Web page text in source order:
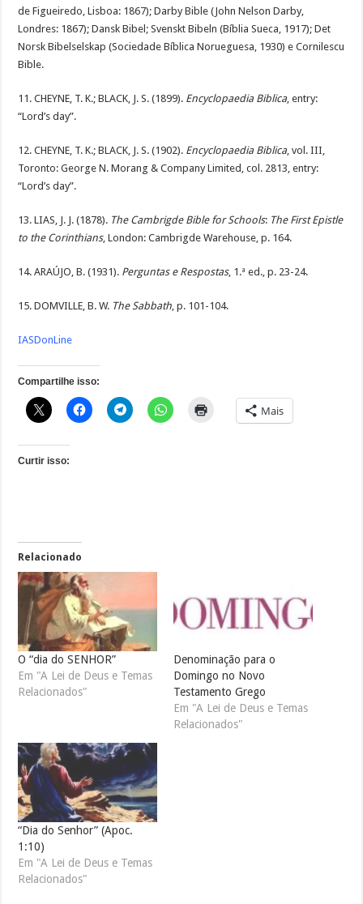
de Figueiredo, Lisboa: 1867); Darby Bible (John Nelson Darby,
Londres: 1867); Dansk Bibel; Svenskt Bibeln (Bíblia Sueca, 1917); Det
Norsk Bibelselskap (Sociedade Bíblica Norueguesa, 1930) e Cornilescu
Bible.
11. CHEYNE, T. K.; BLACK, J. S. (1899). Encyclopaedia Biblica, entry:
“Lord’s day”.
12. CHEYNE, T. K.; BLACK, J. S. (1902). Encyclopaedia Biblica, vol. III,
Toronto: George N. Morang & Company Limited, col. 2813, entry:
“Lord’s day”.
13. LIAS, J. J. (1878). The Cambrigde Bible for Schools: The First Epistle
to the Corinthians, London: Cambrigde Warehouse, p. 164.
14. ARAÚJO, B. (1931). Perguntas e Respostas, 1.ª ed., p. 23-24.
15. DOMVILLE, B. W. The Sabbath , p. 101-104.
IASDonLine
Compartilhe isso:
Mais
Curtir isso:
Relacionado
O “dia do SENHOR”
Em "A Lei de Deus e Temas
Relacionados"
Denominação para o
Domingo no Novo
Testamento Grego
Em "A Lei de Deus e Temas
Relacionados"
“Dia do Senhor” (Apoc.
1:10)
Em "A Lei de Deus e Temas
Relacionados"